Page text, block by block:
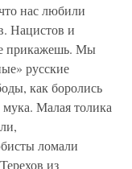
нас любили
Нацистов и
прикажешь. Мы
русские
как боролись
Малая толика
ломали
из